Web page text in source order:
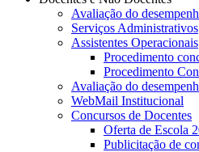
Avaliação do
Serviços Administrativos
Assistentes Operacionais
Procedimento
Procedimento
Avaliação do
WebMail Institucional
Concursos de Docentes
Oferta de Escola
Publicitação de